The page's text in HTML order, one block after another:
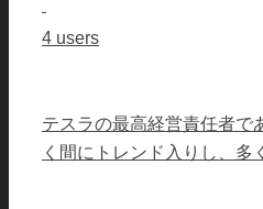
4 users
テスラの最高経営責任者で
く間にトレンド入りし、